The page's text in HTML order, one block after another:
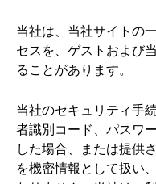
当社は、当社サイトの
セスを、ゲストおよび
ることがあります。
当社のセキュリティ手
者識別コード、パスワ
した場合、または提供
を機密情報として扱い